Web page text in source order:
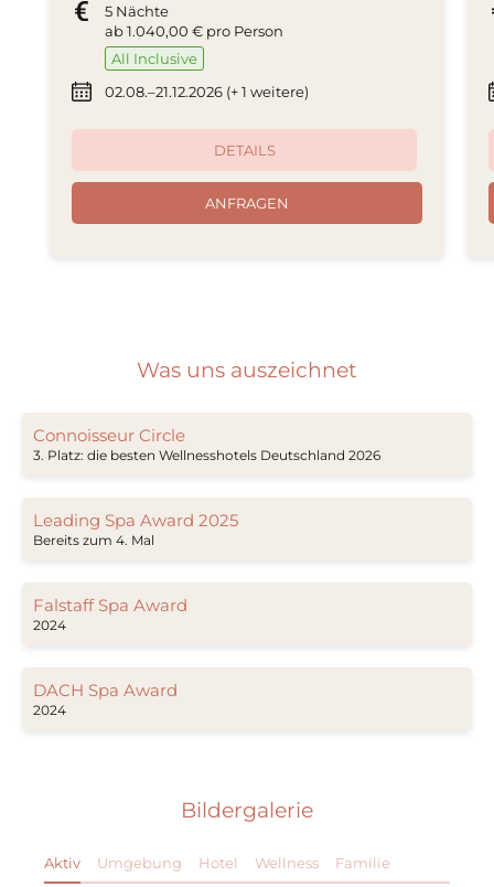
5 Nächte
ab1.040,00 € pro Person
All Inclusive
02.08.–21.12.2026 (+ 1 weitere)
DETAILS
ANFRAGEN
Was uns auszeichnet
Connoisseur Circle
3. Platz: die besten Wellnesshotels Deutschland 2026
Leading Spa Award 2025
Bereits zum 4. Mal
Falstaff Spa Award
2024
DACH Spa Award
2024
Bildergalerie
Aktiv Umgebung Hotel Wellness Familie